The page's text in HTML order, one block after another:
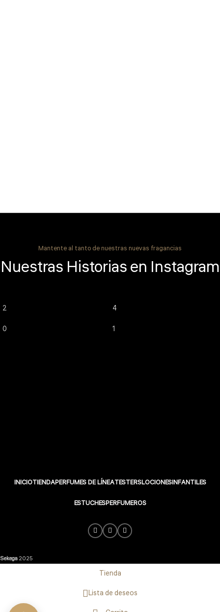
Mantente al tanto de nuestras nuevas fragancias
Nuestras Historias en Instagram
2
0
4
1
INICIOTIENDAPERFUMES DE LÍNEATESTERSLOCIONESINFANTILES
ESTUCHESPERFUMEROS
Sekega2025
Tienda
Lista de deseos